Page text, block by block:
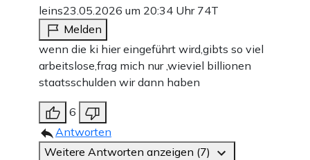
leins23.05.2026 um 20:34 Uhr 74T
Melden
wenn die ki hier eingeführt wird,gibts so viel
arbeitslose,frag mich nur ,wieviel billionen
staatsschulden wir dann haben
6
Antworten
Weitere Antworten anzeigen (7)